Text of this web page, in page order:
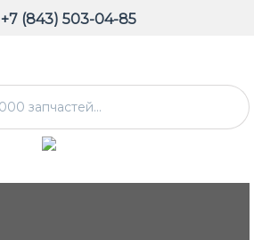
+7 (843) 503-04-85